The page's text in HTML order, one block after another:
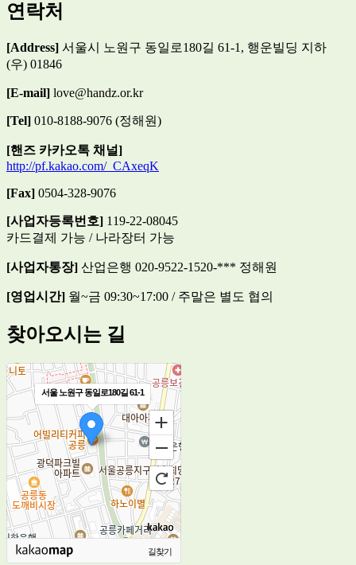
연락처
[Address] 서울시 노원구 동일로180길 61-1, 행운빌딩 지하
(우) 01846
[E-mail] love@handz.or.kr
[Tel] 010-8188-9076 (정해원)
[핸즈 카카오톡 채널]
http://pf.kakao.com/_CAxeqK
[Fax] 0504-328-9076
[사업자등록번호] 119-22-08045
카드결제 가능 / 나라장터 가능
[사업자통장] 산업은행 020-9522-1520-*** 정해원
[영업시간] 월~금 09:30~17:00 / 주말은 별도 협의
찾아오시는 길
서울 노원구 동일로180길 61-1
길찾기